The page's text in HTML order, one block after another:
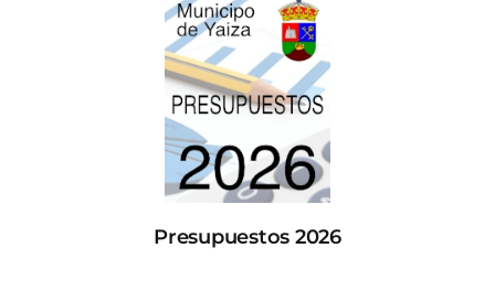
Presupuestos 2026